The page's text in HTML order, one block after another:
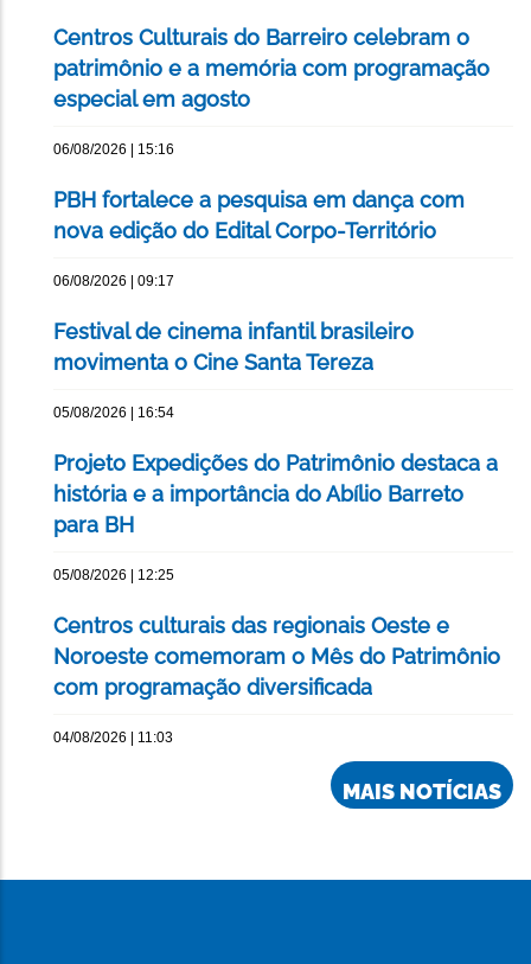
Centros Culturais do Barreiro celebram o
patrimônio e a memória com programação
especial em agosto
06/08/2026 | 15:16
PBH fortalece a pesquisa em dança com
nova edição do Edital Corpo-Território
06/08/2026 | 09:17
Festival de cinema infantil brasileiro
movimenta o Cine Santa Tereza
05/08/2026 | 16:54
Projeto Expedições do Patrimônio destaca a
história e a importância do Abílio Barreto
para BH
05/08/2026 | 12:25
Centros culturais das regionais Oeste e
Noroeste comemoram o Mês do Patrimônio
com programação diversificada
04/08/2026 | 11:03
MAIS NOTÍCIAS